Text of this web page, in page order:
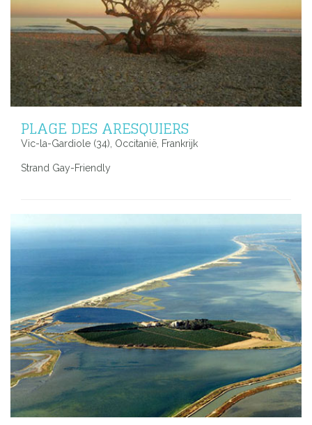
PLAGE DES ARESQUIERS
Vic-la-Gardiole (34), Occitanië, Frankrijk
Strand Gay-Friendly